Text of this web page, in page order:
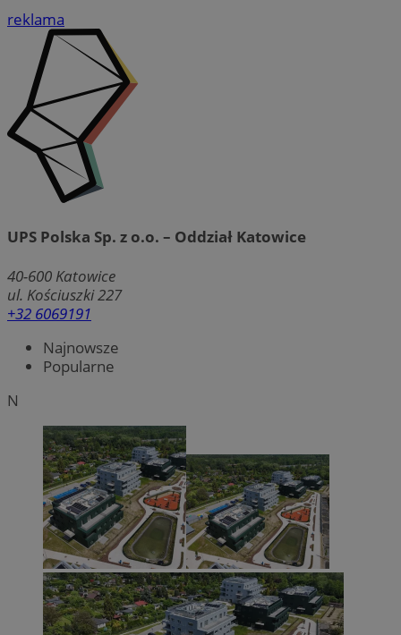
reklama
UPS Polska Sp. z o.o. – Oddział Katowice
40-600 Katowice
ul. Kościuszki 227
+32 6069191
Najnowsze
Popularne
N